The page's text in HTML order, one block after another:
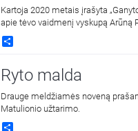
Kartoja 2020 metais įrašyta
apie tėvo vaidmenį vyskupą Arūną
Marijos radijo programų direktorius,
Bužauskas.
Ryto malda
Drauge meldžiamės noveną
Matulionio užtarimo.